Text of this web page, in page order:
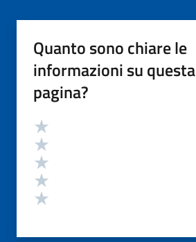
Quanto sono chiare le
informazioni su questa
pagina?
Valutazione